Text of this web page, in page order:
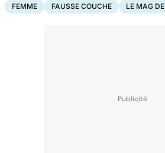
FEMME FAUSSE COUCHE LE MAG